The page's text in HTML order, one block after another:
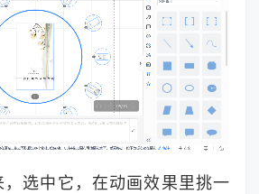
选中它，在动画效果里挑一